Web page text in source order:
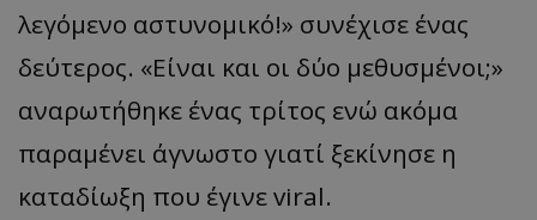
λεγόμενο αστυνομικό!» συνέχισε ένας
δεύτερος. «Είναι και οι δύο μεθυσμένοι;»
αναρωτήθηκε ένας τρίτος ενώ ακόμα
παραμένει άγνωστο γιατί ξεκίνησε η
καταδίωξη που έγινε viral.